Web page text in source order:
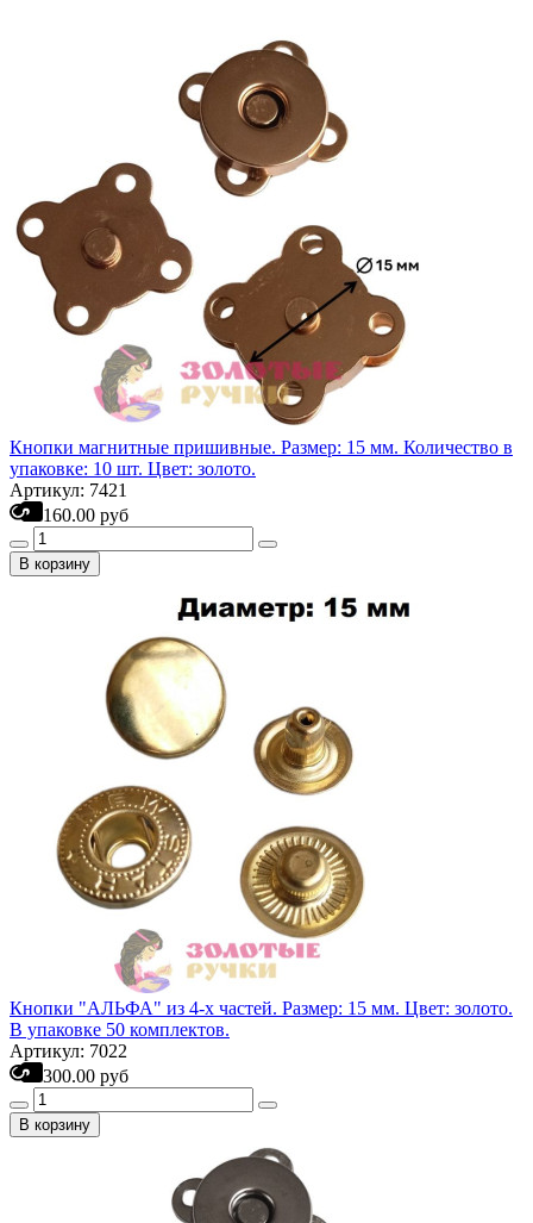
Кнопки магнитные пришивные. Размер: 15 мм. Количество в
упаковке: 10 шт. Цвет: золото.
Артикул: 7421
160.00 руб
В корзину
Кнопки "АЛЬФА" из 4-х частей. Размер: 15 мм. Цвет: золото.
В упаковке 50 комплектов.
Артикул: 7022
300.00 руб
В корзину